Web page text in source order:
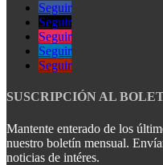
Seguir
Seguir
Seguir
Seguir
Seguir
SUSCRIPCIÓN AL
Mantente enterado de los
nuestro boletín mensual.
noticias de intéres.